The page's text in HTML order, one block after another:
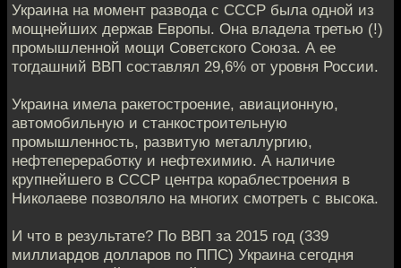
Украина на момент развода с СССР была одной из
мощнейших держав Европы. Она владела третью (!)
промышленной мощи Советского Союза. А ее
тогдашний ВВП составлял 29,6% от уровня России.
Украина имела ракетостроение, авиационную,
автомобильную и станкостроительную
промышленность, развитую металлургию,
нефтепереработку и нефтехимию. А наличие
крупнейшего в СССР центра кораблестроения в
Николаеве позволяло на многих смотреть с высока.
И что в результате? По ВВП за 2015 год (339
миллиардов долларов по ППС) Украина сегодня